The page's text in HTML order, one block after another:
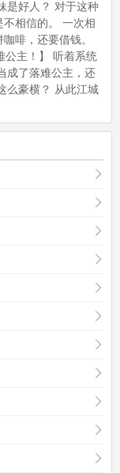
是好人？ 对于这种
相信的。 一次相
啡，还要借钱。
公主！】 听着系统
成了落难公主，还
么豪横？ 从此江城